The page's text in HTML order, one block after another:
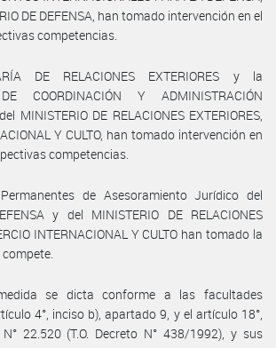
DE DEFENSA, han tomado intervención en el
competencias.
DE RELACIONES EXTERIORES y la
DE COORDINACIÓN Y ADMINISTRACIÓN
MINISTERIO DE RELACIONES EXTERIORES,
Y CULTO, han tomado intervención en
competencias.
de Asesoramiento Jurídico del
y del MINISTERIO DE RELACIONES
INTERNACIONAL Y CULTO han tomado la
se dicta conforme a las facultades
4°, inciso b), apartado 9, y el artículo 18°,
22.520 (T.O. Decreto N° 438/1992), y sus